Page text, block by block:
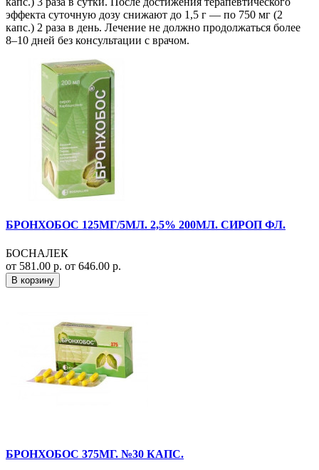
эффекта суточную дозу снижают до 1,5 г — по 750 мг (2
капс.) 2 раза в день. Лечение не должно продолжаться более
8–10 дней без консультации с врачом.
БРОНХОБОС 125МГ/5МЛ. 2,5% 200МЛ. СИРОП ФЛ.
БОСНАЛЕК
от 581.00 р. от 646.00 р.
В корзину
БРОНХОБОС 375МГ. №30 КАПС.